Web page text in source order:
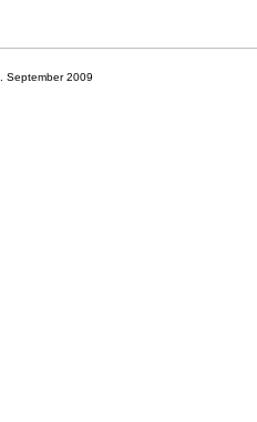
September 2009